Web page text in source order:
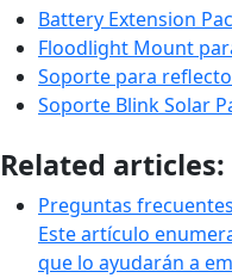
Battery Extension
Floodlight Mount
Soporte para
Soporte Blink Solar
Related articles:
Preguntas frecuentes
Este artículo
que lo ayudarán a